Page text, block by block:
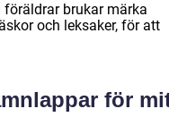
brukar märka
och leksaker, för att
för